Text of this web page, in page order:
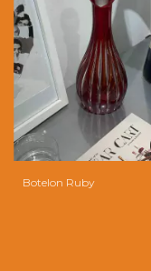
Botelon Ruby